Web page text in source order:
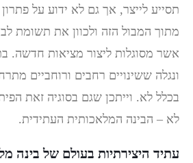
תסייע לייצר, אך גם לא ידוע על
מתוך המבול הזה ולכוון את תשומת
אשר מסוגלות ליצור מציאות חדשה.
ונגלה ששינויים רחבים ורוחביים
בכלל לא. וייתכן שגם בסוגיה זאת
לא – הבינה המלאכותית העתידית.
עתיד היצירתיות בעולם של בינה